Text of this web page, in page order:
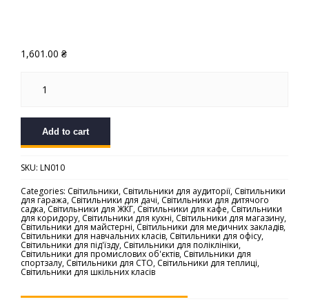
1,601.00 ₴
світлодіодний
500
quantityAdd to cart
SKU: LN010
Categories: Світильники, Світильники для аудиторії, Світильники
для гаража, Світильники для дачі, Світильники для дитячого
садка,Світильники для ЖКГ, Світильники для кафе, Світильники
для коридору, Світильники для кухні, Світильники для магазину,
Світильники для майстерні,Світильники для медичних закладів,
Світильники для навчальних класів, Світильники для офісу,
Світильники для під'їзду, Світильники для поліклініки,
Світильники для промислових об'єктів, Світильники для
спортзалу, Світильники для СТО, Світильники для теплиці,
Світильники для шкільних класів